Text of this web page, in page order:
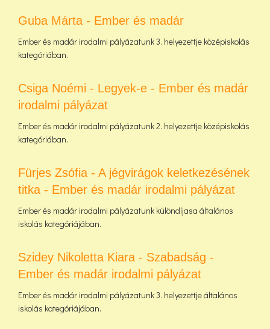
Guba Márta - Ember és madár
Ember és madár irodalmi pályázatunk 3. helyezettje középiskolás
kategóriában.
Csiga Noémi - Legyek-e - Ember és madár
irodalmi pályázat
Ember és madár irodalmi pályázatunk 2. helyezettje középiskolás
kategóriában.
Fürjes Zsófia - A jégvirágok keletkezésének
titka - Ember és madár irodalmi pályázat
Ember és madár irodalmi pályázatunk különdíjasa általános
iskolás kategóriájában.
Szidey Nikoletta Kiara - Szabadság -
Ember és madár irodalmi pályázat
Ember és madár irodalmi pályázatunk 3. helyezettje általános
iskolás kategóriájában.